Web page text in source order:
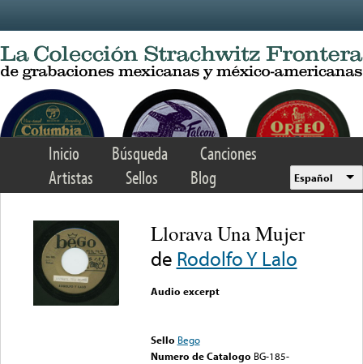
Inicio Búsqueda
Canciones
Artistas
Sellos Blog Español
Llorava Una Mujer
de Rodolfo Y Lalo
Audio excerpt
Sello Bego
Numero de Catalogo BG-185-